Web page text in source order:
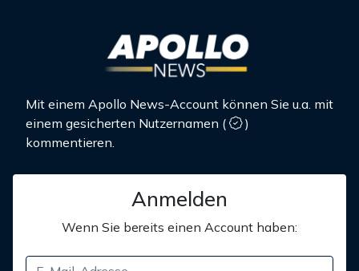
Mit einem Apollo News-Account können Sie u.a. mit
einem gesicherten Nutzernamen (
)
kommentieren.
Anmelden
Wenn Sie bereits einen Account haben: